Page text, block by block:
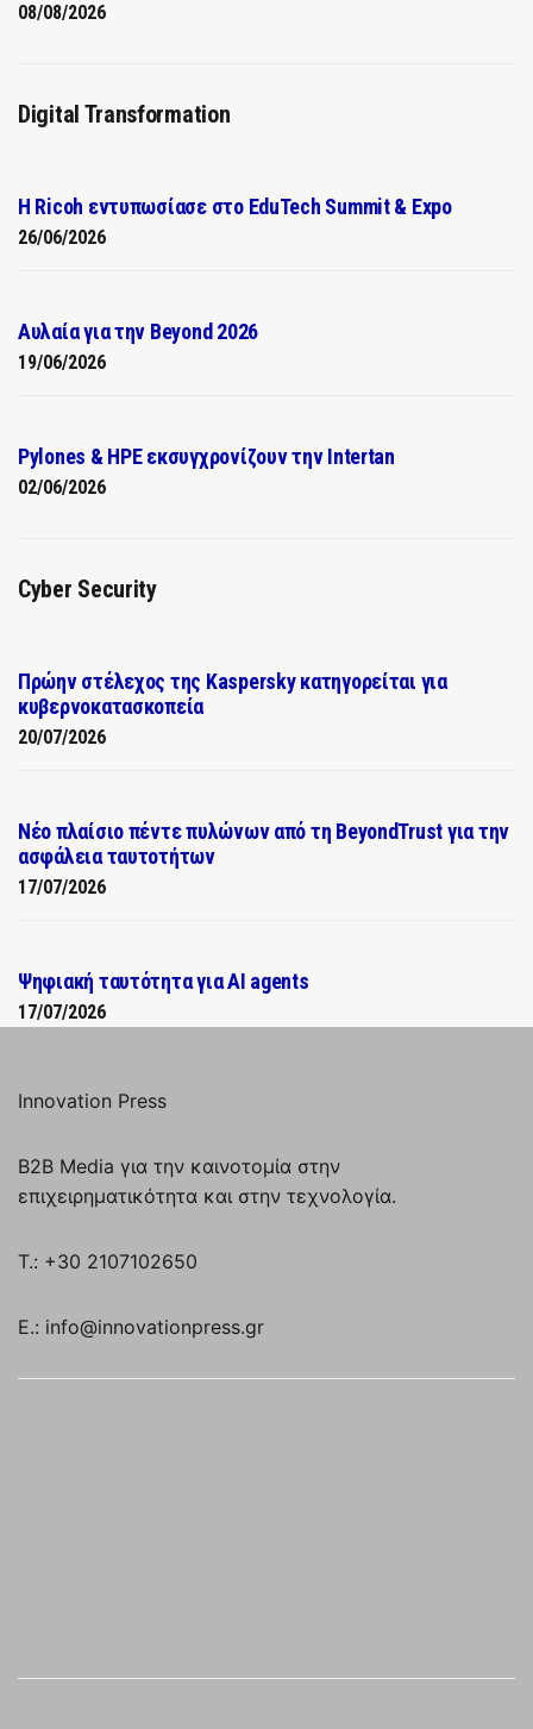
08/08/2026
Digital Transformation
Η Ricoh εντυπωσίασε στο EduTech Summit & Expo
26/06/2026
Αυλαία για την Beyond 2026
19/06/2026
Pylones & HPE εκσυγχρονίζουν την Intertan
02/06/2026
Cyber Security
Πρώην στέλεχος της Kaspersky κατηγορείται για
κυβερνοκατασκοπεία
20/07/2026
Νέο πλαίσιο πέντε πυλώνων από τη BeyondTrust για την
ασφάλεια ταυτοτήτων
17/07/2026
Ψηφιακή ταυτότητα για AI agents
17/07/2026
Innovation Press
B2B Media για την καινοτομία στην
επιχειρηματικότητα και στην τεχνολογία.
T.: +30 2107102650
E.: info@innovationpress.gr